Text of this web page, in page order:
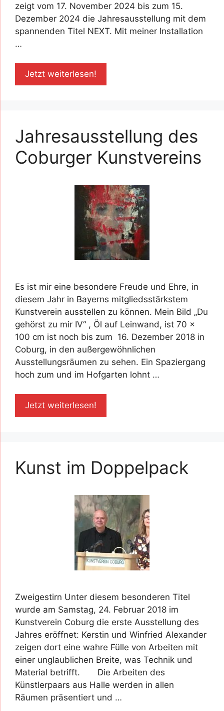
zeigt vom 17. November 2024 bis zum 15.
Dezember 2024 die Jahresausstellung mit dem
spannenden Titel NEXT. Mit meiner Installation
…
Jetzt weiterlesen!
Jahresausstellung des
Coburger Kunstvereins
Es ist mir eine besondere Freude und Ehre, in
diesem Jahr in Bayerns mitgliedsstärkstem
Kunstverein ausstellen zu können. Mein Bild „Du
gehörst zu mir IV“ , Öl auf Leinwand, ist 70 x
100 cm ist noch bis zum 16. Dezember 2018 in
Coburg, in den außergewöhnlichen
Ausstellungsräumen zu sehen. Ein Spaziergang
hoch zum und im Hofgarten lohnt …
Jetzt weiterlesen!
Kunst im Doppelpack
Zweigestirn Unter diesem besonderen Titel
wurde am Samstag, 24. Februar 2018 im
Kunstverein Coburg die erste Ausstellung des
Jahres eröffnet: Kerstin und Winfried Alexander
zeigen dort eine wahre Fülle von Arbeiten mit
einer unglaublichen Breite, was Technik und
Material betrifft. Die Arbeiten des
Künstlerpaars aus Halle werden in allen
Räumen präsentiert und …